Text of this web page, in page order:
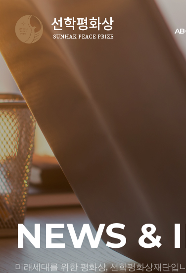
NEWS &
미래세대를 위한 평화상, 선학평화상재단입